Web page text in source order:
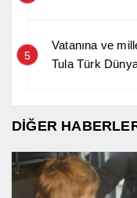
5
Vatanına ve
Tula Türk
DİĞER